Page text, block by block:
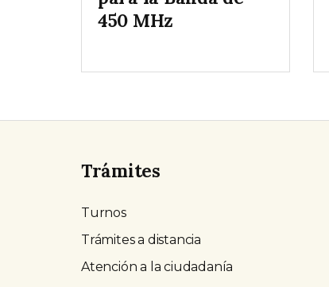
450 MHz
Trámites
Turnos
Trámites a distancia
Atención a la ciudadanía